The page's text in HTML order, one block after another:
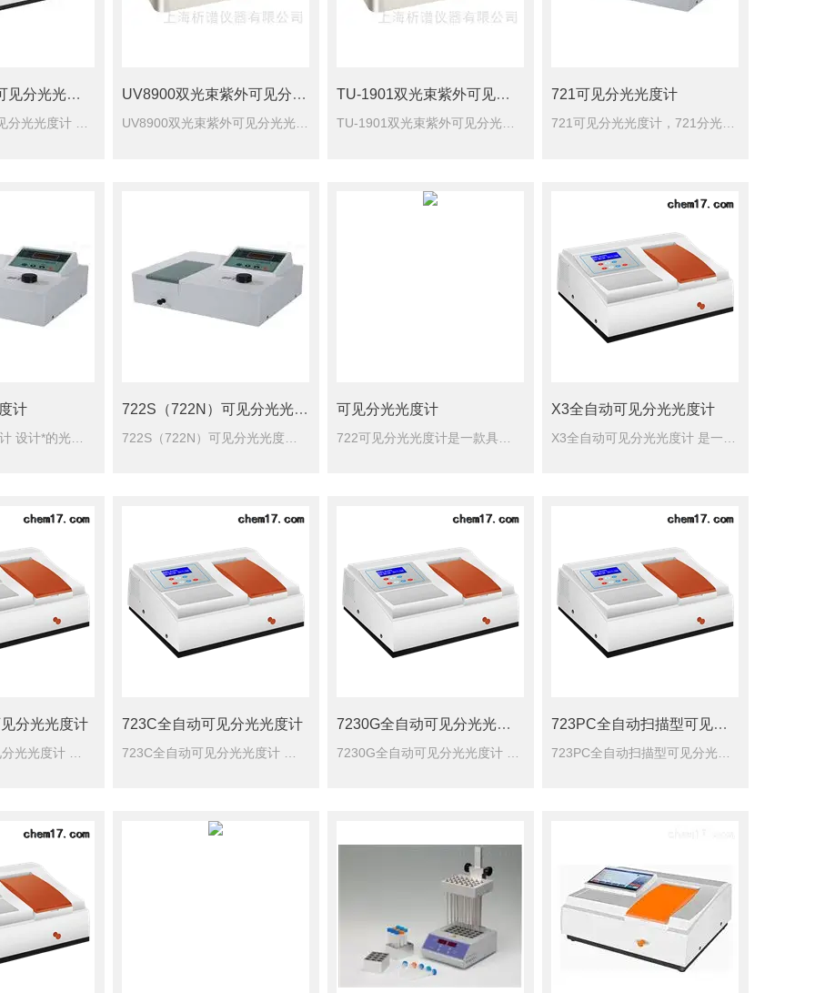
UV-1800紫外可见分光光度计
UV-1800紫外可见分光光度计 设计*的光学系统、1200条/mm高性能全息光栅、*的高性能接收器确保仪器有优良的性能指标。
UV8900双光束紫外可见分光光度计
UV8900双光束紫外可见分光光度计 设计*的光学系统、1200条/mm高性能全息光栅、*的高性能接收器确保仪器有优良的性能指标。
TU-1901双光束紫外可见分光光度计
TU-1901双光束紫外可见分光光度计设计的光学系统、1200条/mm高性能全息光栅、*的高性能接收器确保仪器有优良的性能指标。
721可见分光光度计
721可见分光光度计，721分光光度计，721G可见分光光度计设计的光栅单色器，确保仪器具有优良的光学性能；■ 采用单片机技术，实现了仪器智能化和数字化功能；
计 722S（722N）可见分光光度计 可见分光光度计 X3全自动可见分光光度计
分光光度计 723C全自动可见分光光度计 7230G全自动可见分光光度计 723PC全自动扫描型可见分光光度计